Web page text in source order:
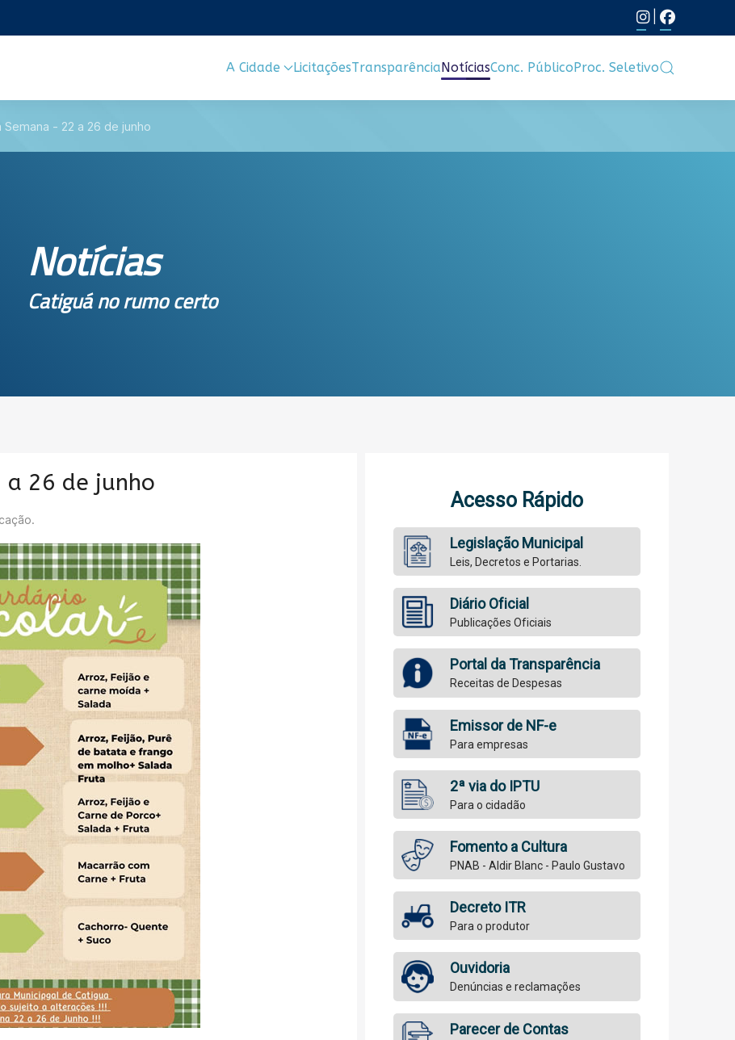
|
A Cidade LicitaçõesTransparênciaNotíciasConc. PúblicoProc. Seletivo
Semana - 22 a 26 de junho
Notícias
Catiguá no rumo certo
26 de junho
Acesso Rápido
Legislação Municipal
Leis, Decretos e Portarias.
Diário Oficial
Publicações Oficiais
Portal da Transparência
Receitas de Despesas
Emissor de NF-e
Para empresas
2ª via do IPTU
Para o cidadão
Fomento a Cultura
PNAB - Aldir Blanc - Paulo Gustavo
Decreto ITR
Para o produtor
Ouvidoria
Denúncias e reclamações
Parecer de Contas